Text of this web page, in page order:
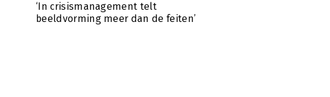
‘In crisismanagement telt
beeldvorming meer dan de feiten’